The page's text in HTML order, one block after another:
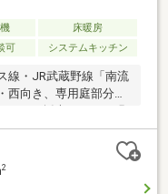
時間ゴミ出し可◆ペッ
見学は随時受付してお
床暖房
可 システムキッチン
線・JR武蔵野線「南流
向き、専用庭部分が
パンで採光がよく、明
・室内は、床の段差を
ロア設計・キッチンに
備え付け・リビングダ
る床暖房設置・来訪者
2